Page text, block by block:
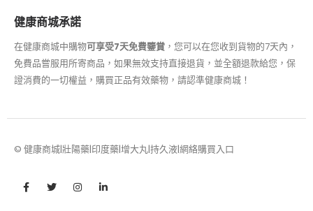
健康商城承諾
在健康商城中購物 可享受7天免費鑒賞 ，您可以在您收到貨物的7天內，
免費品嘗服用所寄商品，如果無效支持直接退貨，並全額退款給您，保
證消費的一切權益，購買正品有效藥物，請認準健康商城！
© 健康商城|壯陽藥|印度藥|增大丸|持久液|網絡購買入口